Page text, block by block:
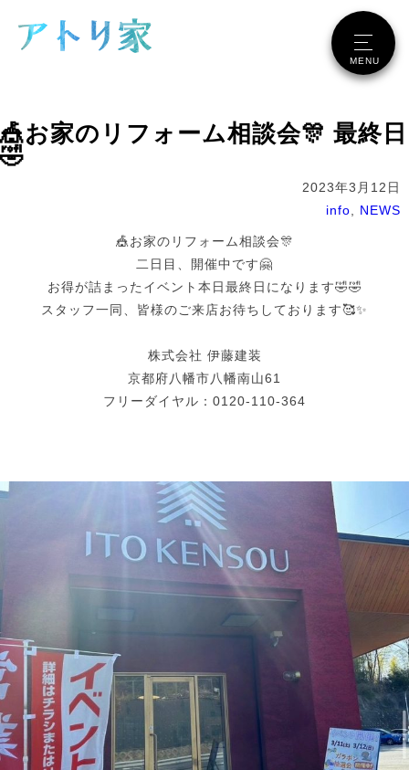
MENU
🎪お家のリフォーム相談会🎊 最終日
🤣
2023年3月12日
info, NEWS
🎪お家のリフォーム相談会🎊
二日目、開催中です🤗
お得が詰まったイベント本日最終日になります🤣🤣
スタッフ一同、皆様のご来店お待ちしております🥰✨
株式会社 伊藤建装
京都府八幡市八幡南山61
フリーダイヤル：0120-110-364